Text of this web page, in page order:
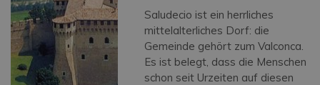
Saludecio ist ein herrliches
mittelalterliches Dorf: die
Gemeinde gehört zum Valconca.
Es ist belegt, dass die Menschen
schon seit Urzeiten auf diesen